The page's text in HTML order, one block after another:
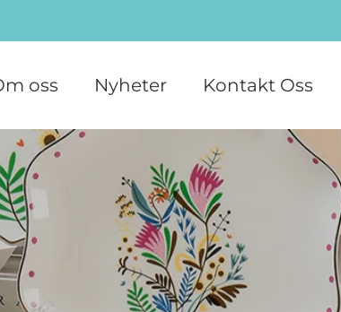
oss Nyheter Kontakt Oss